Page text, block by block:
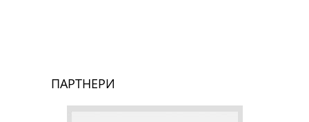
ПАРТНЕРИ